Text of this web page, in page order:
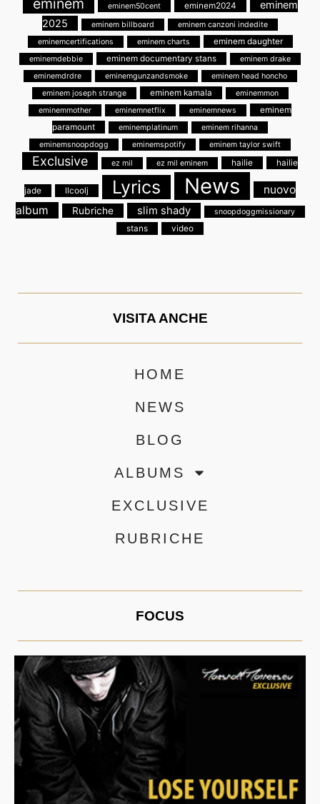
eminem50cent eminem2024
eminem
2025
eminem billboard
eminem canzoni indedite
eminemcertifications
eminem charts eminem daughter
eminemdebbie eminem documentary stans
eminem drake
eminemdrdre
eminemgunzandsmoke
eminem head honcho
eminem joseph strange
eminem kamala
eminemmon
eminemmother
eminemnetflix eminemnews
eminem
paramount
eminemplatinum
eminem rihanna
eminemsnoopdogg
eminemspotify eminem taylor swift
Exclusive ez mil ez mil eminem hailie hailie
jade llcoolj Lyrics News
nuovo
album
Rubriche slim shady snoopdoggmissionary
stans video
VISITA ANCHE
HOME
NEWS
BLOG
ALBUMS
EXCLUSIVE
RUBRICHE
FOCUS